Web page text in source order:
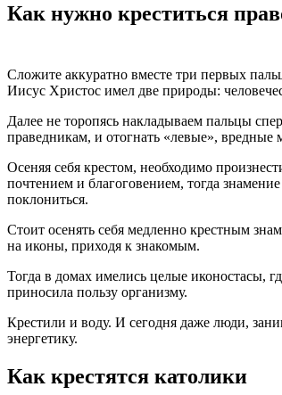
Как нужно креститься
Сложите аккуратно вместе три первых
Иисус Христос имел две природы:
Далее не торопясь накладываем пальцы
праведникам, и отогнать «левые»,
Осеняя себя крестом, необходимо
почтением и благоговением, тогда
поклониться.
Стоит осенять себя медленно крестным
на иконы, приходя к знакомым.
Тогда в домах имелись целые иконостасы,
приносила пользу организму.
Крестили и воду. И сегодня даже люди,
энергетику.
Как крестятся католики